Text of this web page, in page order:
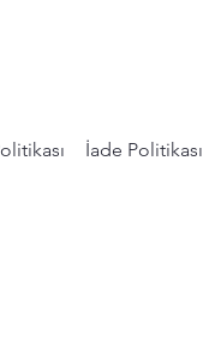
İade Politikası